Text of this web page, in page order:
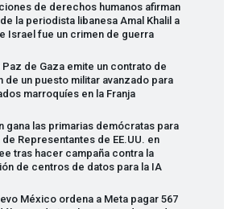
de derechos humanos afirman
la periodista libanesa Amal Khalil a
Israel fue un crimen de guerra
Paz de Gaza emite un contrato de
de un puesto militar avanzado para
marroquíes en la Franja
gana las primarias demócratas para
de Representantes de EE.UU. en
tras hacer campaña contra la
de centros de datos para la IA
México ordena a Meta pagar 567